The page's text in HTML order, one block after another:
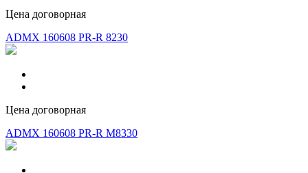
Цена договорная
ADMX 160608 PR-R 8230
Цена договорная
ADMX 160608 PR-R M8330